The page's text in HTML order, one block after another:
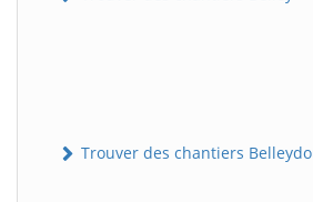
Trouver des chantiers